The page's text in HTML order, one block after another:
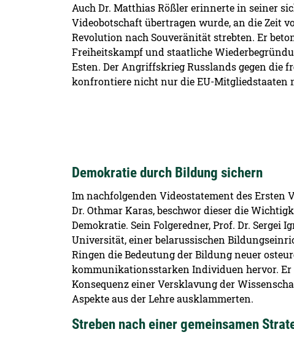
Auch Dr. Matthias Rößler erinnerte in seiner
Videobotschaft übertragen wurde, an die Zeit
Revolution nach Souveränität strebten. Er
Freiheitskampf und staatliche
Esten. Der Angriffskrieg Russlands gegen die
konfrontiere nicht nur die EU-Mitgliedstaaten
Demokratie durch Bildung sichern
Im nachfolgenden Videostatement des Ersten
Dr. Othmar Karas, beschwor dieser die
Demokratie. Sein Folgeredner, Prof. Dr. Sergei
Universität, einer belarussischen
Ringen die Bedeutung der Bildung neuer
kommunikationsstarken Individuen hervor. Er
Konsequenz einer Versklavung der
Aspekte aus der Lehre ausklammerten.
Streben nach einer gemeinsamen